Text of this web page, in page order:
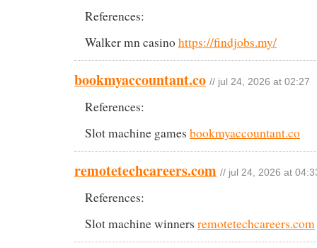
References:
Walker mn casinohttps://findjobs.my/
bookmyaccountant.co // jul 24, 2026 at 02:27
References:
Slot machine games bookmyaccountant.co
remotetechcareers.com // jul 24, 2026 at
References:
Slot machine winners remotetechcareers.com